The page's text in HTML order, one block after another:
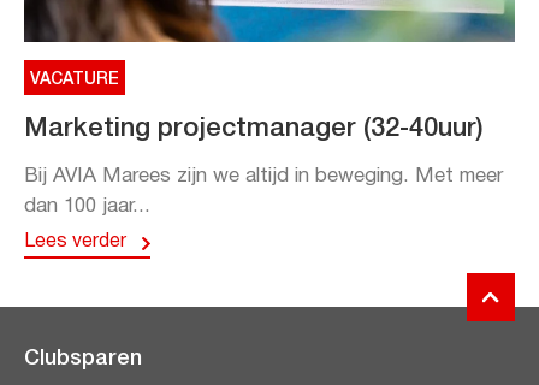
VACATURE
Marketing projectmanager (32-40uur)
Bij AVIA Marees zijn we altijd in beweging. Met meer
dan 100 jaar...
Lees verder
Clubsparen